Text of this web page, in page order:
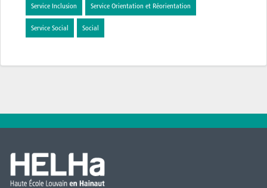
Service Inclusion Service Orientation et Réorientation
Service Social Social